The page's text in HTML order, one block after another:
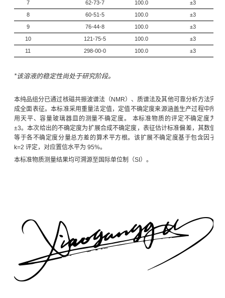
7
62-73-7 100.0
±3
8
60-51-5 100.0
±3
9
76-44-8 100.0
±3
10
121-75-5 100.0
±3
11
298-00-0 100.0 ±3
*该溶液的稳定性尚处于研究阶段。
本纯品组分已通过核磁共振波谱法（NMR）、质谱法及其他可靠分析方法完
成全面表征。本标准采用重量法定值，定值不确定度来源涵盖生产过程中所
用天平、容量玻璃器皿的测量不确定度。 本标准物质的评定不确定度为
±3。本次给出的不确定度为扩展合成不确定度，表征估计标准偏差，其数值
等于各不确定度分量总方差的算术平方根。该扩展不确定度基于包含因子
k=2 评定，对应置信水平为 95%。
本标准物质测量结果均可溯源至国际单位制（SI）。